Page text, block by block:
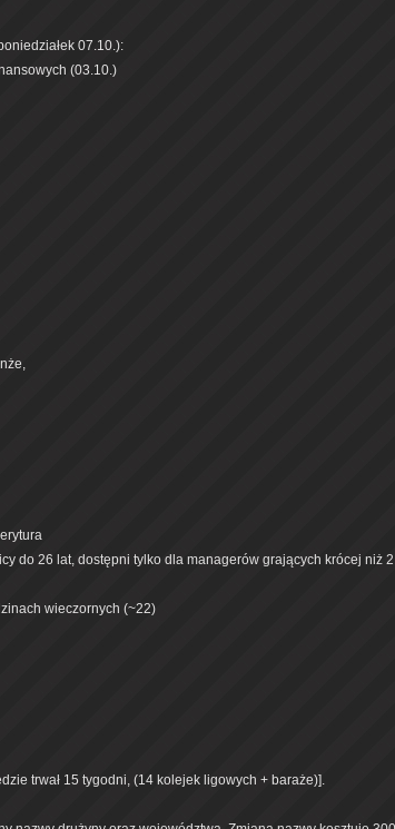
07.10.):
(03.10.)
do 26 lat, dostępni tylko dla managerów grających krócej niż
wieczornych (~22)
trwał 15 tygodni, (14 kolejek ligowych + baraże)].